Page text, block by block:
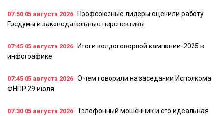
07:50 05 августа 2026
Профсоюзные лидеры оценили работу
Госдумы и законодательные перспективы
07:45 05 августа 2026
Итоги колдоговорной кампании-2025 в
инфографике
07:45 05 августа 2026 О чем говорили на заседании Исполкома
ФНПР 29 июля
07:30 05 августа 2026 Телефонный мошенник и его идеальная